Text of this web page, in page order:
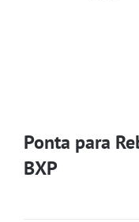
Ponta para
BXP